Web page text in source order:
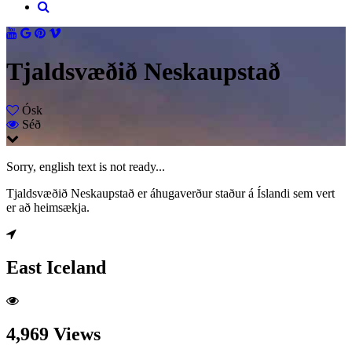
Tjaldsvæðið Neskaupstað
Ósk
Séð
Sorry, english text is not ready...
Tjaldsvæðið Neskaupstað er áhugaverður staður á Íslandi sem vert
er að heimsækja.
East Iceland
4,969 Views